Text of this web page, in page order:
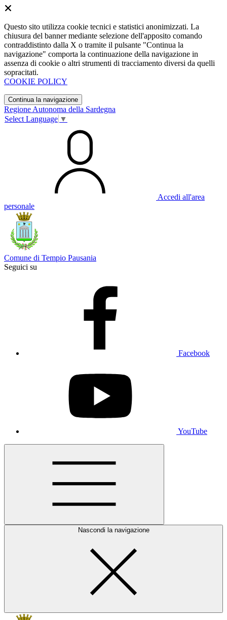
Questo sito utilizza cookie tecnici e statistici anonimizzati. La
chiusura del banner mediante selezione dell'apposito comando
contraddistinto dalla X o tramite il pulsante "Continua la
navigazione" comporta la continuazione della navigazione in
assenza di cookie o altri strumenti di tracciamento diversi da quelli
sopracitati.
COOKIE POLICY
Continua la navigazione
Regione Autonoma della Sardegna
Select Language ▼
Accedi all'area
personale
Comune di Tempio Pausania
Seguici su
Facebook
YouTube
Nascondi la navigazione